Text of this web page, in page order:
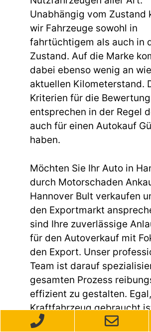
Unabhängig vom Zustand
wir Fahrzeuge sowohl in
fahrtüchtigem als auch in
Zustand. Auf die Marke
dabei ebenso wenig an
aktuellen Kilometerstand.
Kriterien für die
entsprechen in der Regel
auch für einen Autokauf
haben.
Möchten Sie Ihr Auto in
durch Motorschaden
Hannover Bult verkaufen
den Exportmarkt
sind Ihre zuverlässige
für den Autoverkauf mit
den Export. Unser
Team ist darauf
gesamten Prozess
effizient zu gestalten.
Kraftfahrzeug gebraucht
Unfallschaden aufweist